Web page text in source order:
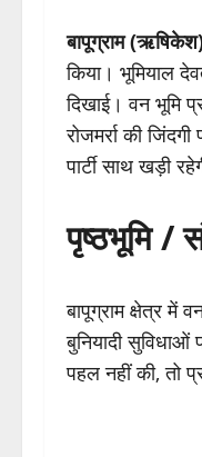
बापूग्राम
किया। भूमियाल
दिखाई। वन भूमि
रोजमर्रा की
पार्टी साथ खड़ी
पृष्ठभूमि /
बापूग्राम क्षेत्र
बुनियादी
पहल नहीं की, तो